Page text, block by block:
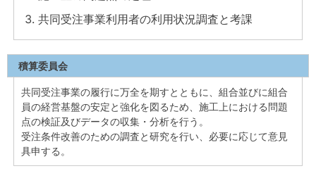
共同受注事業利用者の利用状況調査と考課
積算委員会
共同受注事業の履行に万全を期すとともに、組合並びに組合
員の経営基盤の安定と強化を図るため、施工上における問題
点の検証及びデータの収集・分析を行う。
受注条件改善のための調査と研究を行い、必要に応じて意見
具申する。